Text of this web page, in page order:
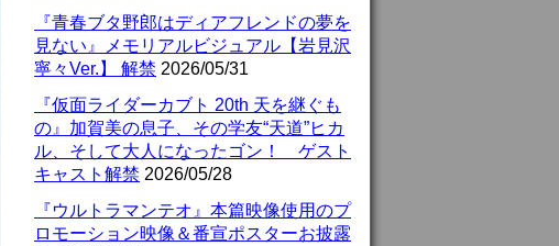
『青春ブタ野郎はディアフレンドの夢を
見ない』メモリアルビジュアル【岩見沢
寧々Ver.】 解禁 2026/05/31
『仮面ライダーカブト 20th 天を継ぐも
の』加賀美の息子、その学友“天道”ヒカ
ル、そして大人になったゴン！ ゲスト
キャスト解禁 2026/05/28
『ウルトラマンテオ』本篇映像使用のプ
ロモーション映像＆番宣ポスターお披露